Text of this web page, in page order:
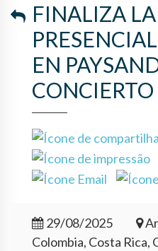
FINALIZA LA
EN
29/08/2025
Colombia, Costa Rica,